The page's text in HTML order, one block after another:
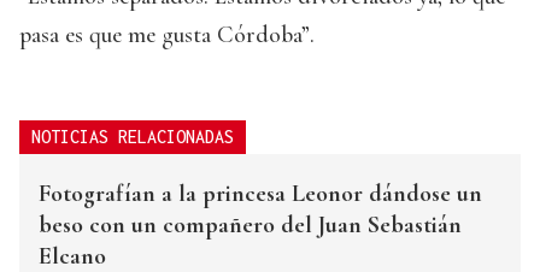
pasa es que me gusta Córdoba”.
NOTICIAS RELACIONADAS
Fotografían a la princesa Leonor dándose un
beso con un compañero del Juan Sebastián
Elcano